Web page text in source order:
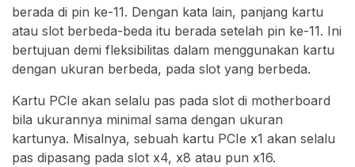
berada di pin ke-11. Dengan kata lain, panjang kartu
atau slot berbeda-beda itu berada setelah pin ke-11. Ini
bertujuan demi fleksibilitas dalam menggunakan kartu
dengan ukuran berbeda, pada slot yang berbeda.
Kartu PCIe akan selalu pas pada slot di motherboard
bila ukurannya minimal sama dengan ukuran
kartunya. Misalnya, sebuah kartu PCIe x1 akan selalu
pas dipasang pada slot x4, x8 atau pun x16.